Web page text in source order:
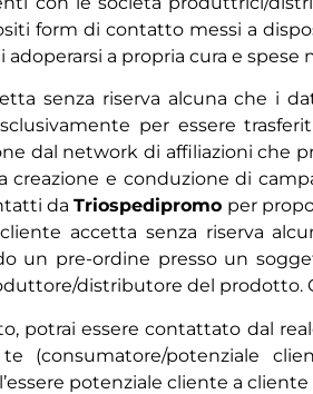
form di contatto messi a
adoperarsi a propria cura e
senza riserva alcuna che i
per essere
dal network di affiliazioni che
creazione e conduzione di
da Triospedipromo per
accetta senza riserva
un pre-ordine presso un
distributore del prodotto.
potrai essere contattato dal
(consumatore/potenziale
potenziale cliente a cliente